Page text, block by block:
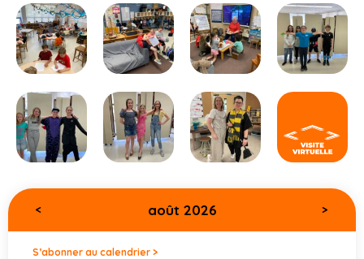
< août 2026 >
S’abonner au calendrier >